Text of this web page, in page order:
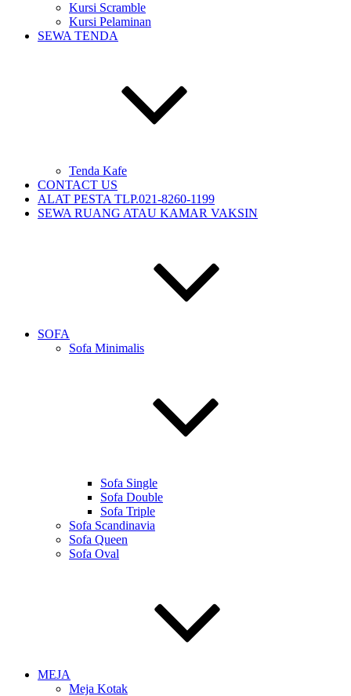
Kursi Scramble
Kursi Pelaminan
SEWA TENDA
Tenda Kafe
CONTACT US
ALAT PESTA TLP.021-8260-1199
SEWA RUANG ATAU KAMAR VAKSIN
SOFA
Sofa Minimalis
Sofa Single
Sofa Double
Sofa Triple
Sofa Scandinavia
Sofa Queen
Sofa Oval
MEJA
Meja Kotak